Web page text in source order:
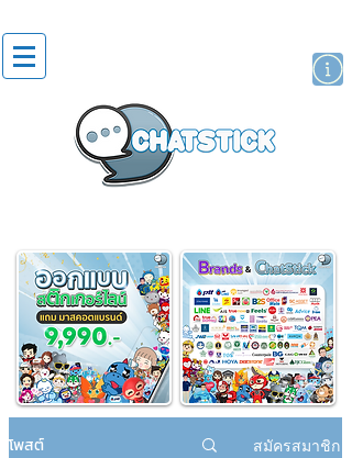
โพสต์ สมัครสมาชิก